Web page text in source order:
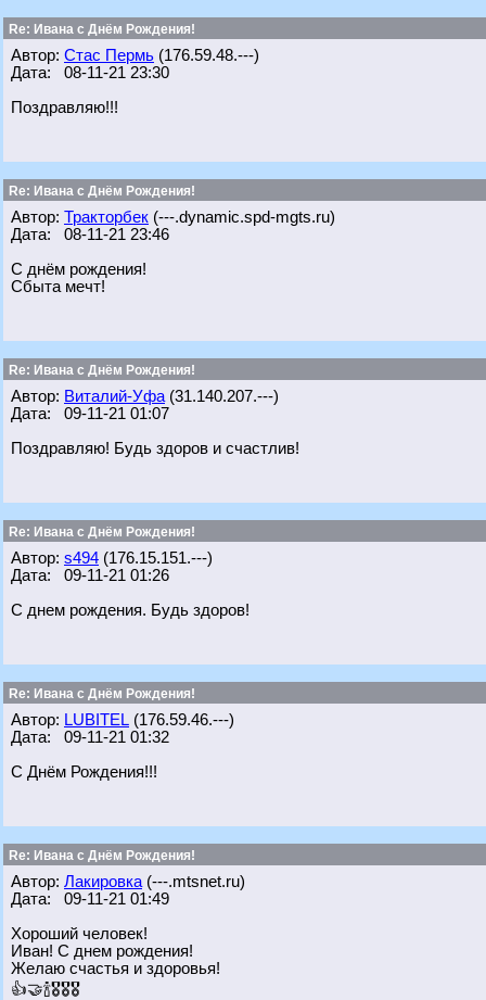
Re: Ивана с Днём Рождения!
Автор: Стас Пермь (176.59.48.---)
Дата: 08-11-21 23:30
Поздравляю!!!
Re: Ивана с Днём Рождения!
Автор: Тракторбек (---.dynamic.spd-mgts.ru)
Дата: 08-11-21 23:46
С днём рождения!
Сбыта мечт!
Re: Ивана с Днём Рождения!
Автор: Виталий-Уфа (31.140.207.---)
Дата: 09-11-21 01:07
Поздравляю! Будь здоров и счастлив!
Re: Ивана с Днём Рождения!
Автор: s494 (176.15.151.---)
Дата: 09-11-21 01:26
С днем рождения. Будь здоров!
Re: Ивана с Днём Рождения!
Автор: LUBITEL (176.59.46.---)
Дата: 09-11-21 01:32
С Днём Рождения!!!
Re: Ивана с Днём Рождения!
Автор: Лакировка (---.mtsnet.ru)
Дата: 09-11-21 01:49
Хороший человек!
Иван! С днем рождения!
Желаю счастья и здоровья!
👍🤝🍾🎖🎖🎖